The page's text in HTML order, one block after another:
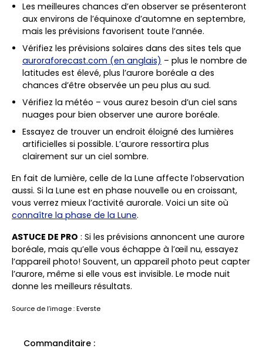
Les meilleures chances d’en observer se présenteront
aux environs de l’équinoxe d’automne en septembre,
mais les prévisions favorisent toute l’année.
Vérifiez les prévisions solaires dans des sites tels que
auroraforecast.com (en anglais) – plus le nombre de
latitudes est élevé, plus l’aurore boréale a des
chances d’être observée un peu plus au sud.
Vérifiez la météo – vous aurez besoin d’un ciel sans
nuages pour bien observer une aurore boréale.
Essayez de trouver un endroit éloigné des lumières
artificielles si possible. L’aurore ressortira plus
clairement sur un ciel sombre.
En fait de lumière, celle de la Lune affecte l’observation
aussi. Si la Lune est en phase nouvelle ou en croissant,
vous verrez mieux l’activité aurorale. Voici un site où
connaître la phase de la Lune.
ASTUCE DE PRO : Si les prévisions annoncent une aurore
boréale, mais qu’elle vous échappe à l’œil nu, essayez
l’appareil photo! Souvent, un appareil photo peut capter
l’aurore, même si elle vous est invisible. Le mode nuit
donne les meilleurs résultats.
Source de l’image : Everste
Commanditaire :